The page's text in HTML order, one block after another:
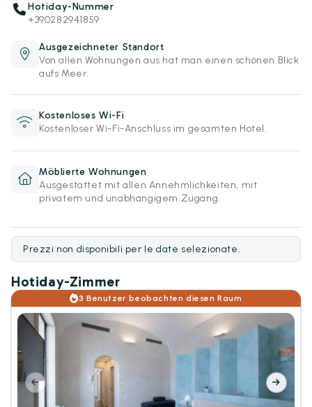
Hotiday-Nummer
+390282941859
Ausgezeichneter Standort
Von allen Wohnungen aus hat man einen schönen Blick
aufs Meer.
Kostenloses Wi-Fi
Kostenloser Wi-Fi-Anschluss im gesamten Hotel.
Möblierte Wohnungen
Ausgestattet mit allen Annehmlichkeiten, mit
privatem und unabhängigem Zugang.
Prezzi non disponibili per le date selezionate.
Hotiday-Zimmer
3 Benutzer beobachten diesen Raum